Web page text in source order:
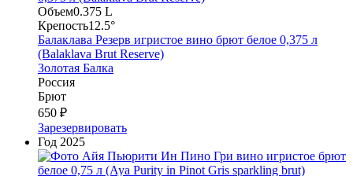
Объем0.375 L
Крепость12.5°
Балаклава Резерв игристое вино брют белое 0,375 л
(Balaklava Brut Reserve)
Золотая Балка
Россия
Брют
650 ₽
Зарезервировать
Год 2025